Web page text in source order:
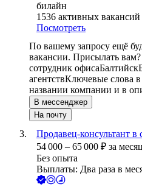
билайн
1536 активных вакансий
Посмотреть
По вашему запросу ещё
вакансии. Присылать вам?
сотрудник офисаБалтийск
агентствКлючевые слова
названии компании и в
В мессенджер
На почту
Продавец-консультант в
54 000 – 65 000 ₽ за
Без опыта
Выплаты: Два раза в